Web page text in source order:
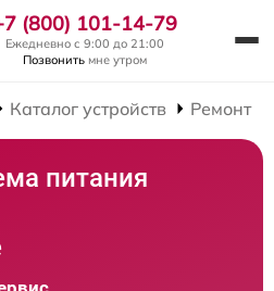
(800) 101-14-79
Ежедневно с 9:00 до 21:00
Позвонить мне утром
Каталог устройств Ремонт
питания